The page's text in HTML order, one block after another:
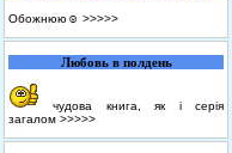
Обожнюю☺️ >>>>>
Любовь в полдень
чудова книга, як і серія
загалом >>>>>